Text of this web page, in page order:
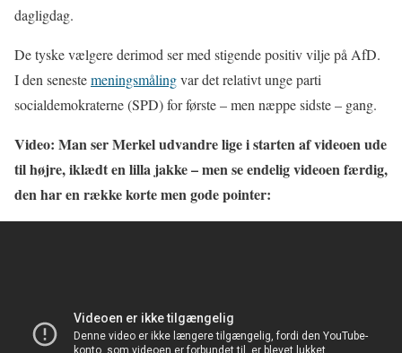
dagligdag.
De tyske vælgere derimod ser med stigende positiv vilje på AfD.
I den senestemeningsmålingvar det relativt unge parti
socialdemokraterne (SPD) for første – men næppe sidste – gang.
Video: Man ser Merkel udvandre lige i starten af videoen ude
til højre, iklædt en lilla jakke – men se endelig videoen færdig,
den har en række korte men gode pointer: